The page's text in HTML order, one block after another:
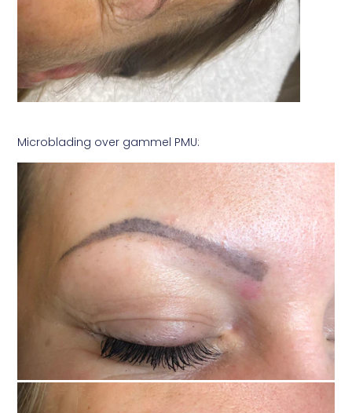
Microblading over gammel PMU: